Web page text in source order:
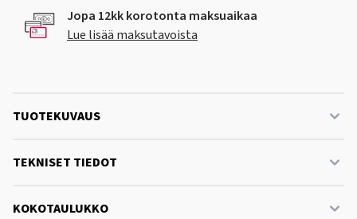
Jopa 12kk korotonta maksuaikaa
Lue lisää maksutavoista
TUOTEKUVAUS
TEKNISET TIEDOT
KOKOTAULUKKO